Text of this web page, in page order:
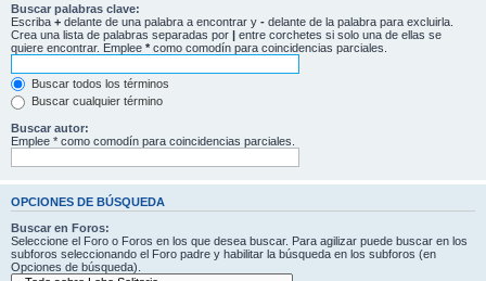
Buscar palabras clave:
Escriba + delante de una palabra a encontrar y - delante de la palabra para excluirla.
Crea una lista de palabras separadas por | entre corchetes si solo una de ellas se
quiere encontrar. Emplee * como comodín para coincidencias parciales.
Buscar todos los términos
Buscar cualquier término
Buscar autor:
Emplee * como comodín para coincidencias parciales.
OPCIONES DE BÚSQUEDA
Buscar en Foros:
Seleccione el Foro o Foros en los que desea buscar. Para agilizar puede buscar en los
subforos seleccionando el Foro padre y habilitar la búsqueda en los subforos (en
Opciones de búsqueda).